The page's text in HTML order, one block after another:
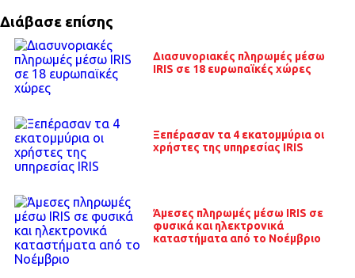
Διάβασε επίσης
Διασυνοριακές πληρωμές μέσω
IRIS σε 18 ευρωπαϊκές χώρες
Ξεπέρασαν τα 4 εκατομμύρια οι
χρήστες της υπηρεσίας IRIS
Άμεσες πληρωμές μέσω IRIS σε
φυσικά και ηλεκτρονικά
καταστήματα από το Νοέμβριο